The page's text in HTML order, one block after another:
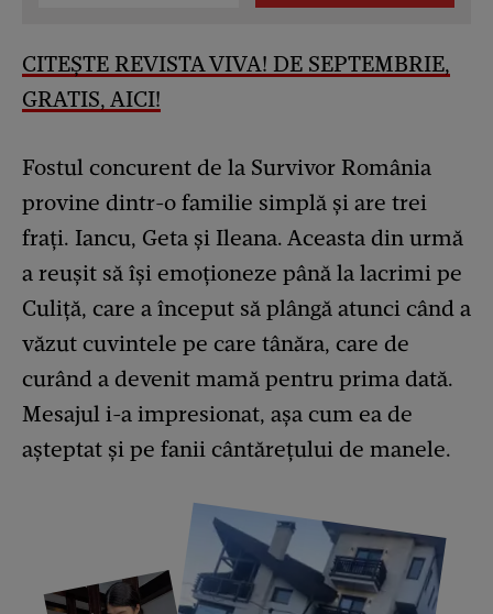
CITEȘTE REVISTA VIVA! DE SEPTEMBRIE,
GRATIS, AICI!
Fostul concurent de la Survivor România
provine dintr-o familie simplă și are trei
frați. Iancu, Geta și Ileana. Aceasta din urmă
a reușit să își emoționeze până la lacrimi pe
Culiță, care a început să plângă atunci când a
văzut cuvintele pe care tânăra, care de
curând a devenit mamă pentru prima dată.
Mesajul i-a impresionat, așa cum ea de
așteptat și pe fanii cântărețului de manele.